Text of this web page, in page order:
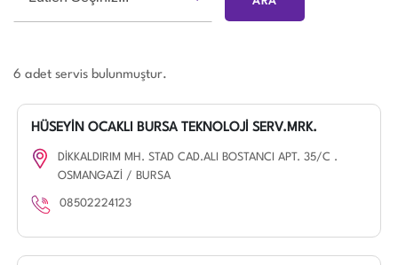
6 adet servis bulunmuştur.
HÜSEYİN OCAKLI BURSA TEKNOLOJİ SERV.MRK.
DİKKALDIRIM MH. STAD CAD.ALI BOSTANCI APT. 35/C .
OSMANGAZİ / BURSA
08502224123